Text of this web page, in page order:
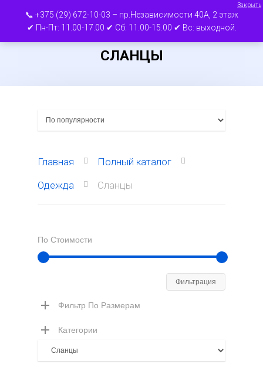
СЛАНЦЫ
Главная
Полный каталог
Одежда
Сланцы
По Стоимости
Фильтрация
Фильтр По Размерам
Категории
📞 +375 (29) 672-10-03 – пр.Независимости 40А, 2 этаж
✔ Пн-Пт: 11.00-17.00 ✔ Сб: 11.00-15.00 ✔ Вс: выходной.
Закрыть